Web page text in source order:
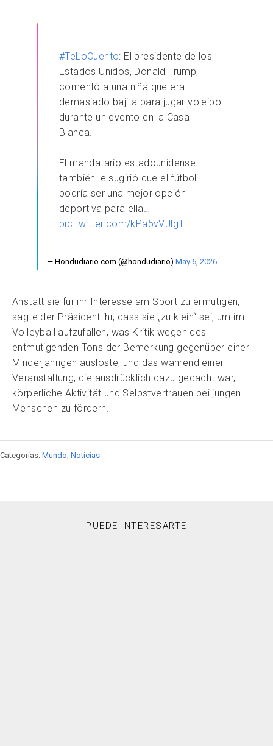
#TeLoCuento: El presidente de los
Estados Unidos, Donald Trump,
comentó a una niña que era
demasiado bajita para jugar voleibol
durante un evento en la Casa
Blanca.
El mandatario estadounidense
también le sugirió que el fútbol
podría ser una mejor opción
deportiva para ella…
pic.twitter.com/kPa5vVJlgT
— Hondudiario.com (@hondudiario) May 6, 2026
Anstatt sie für ihr Interesse am Sport zu ermutigen,
sagte der Präsident ihr, dass sie „zu klein“ sei, um im
Volleyball aufzufallen, was Kritik wegen des
entmutigenden Tons der Bemerkung gegenüber einer
Minderjährigen auslöste, und das während einer
Veranstaltung, die ausdrücklich dazu gedacht war,
körperliche Aktivität und Selbstvertrauen bei jungen
Menschen zu fördern.
Categorías: Mundo Noticias
PUEDE INTERESARTE